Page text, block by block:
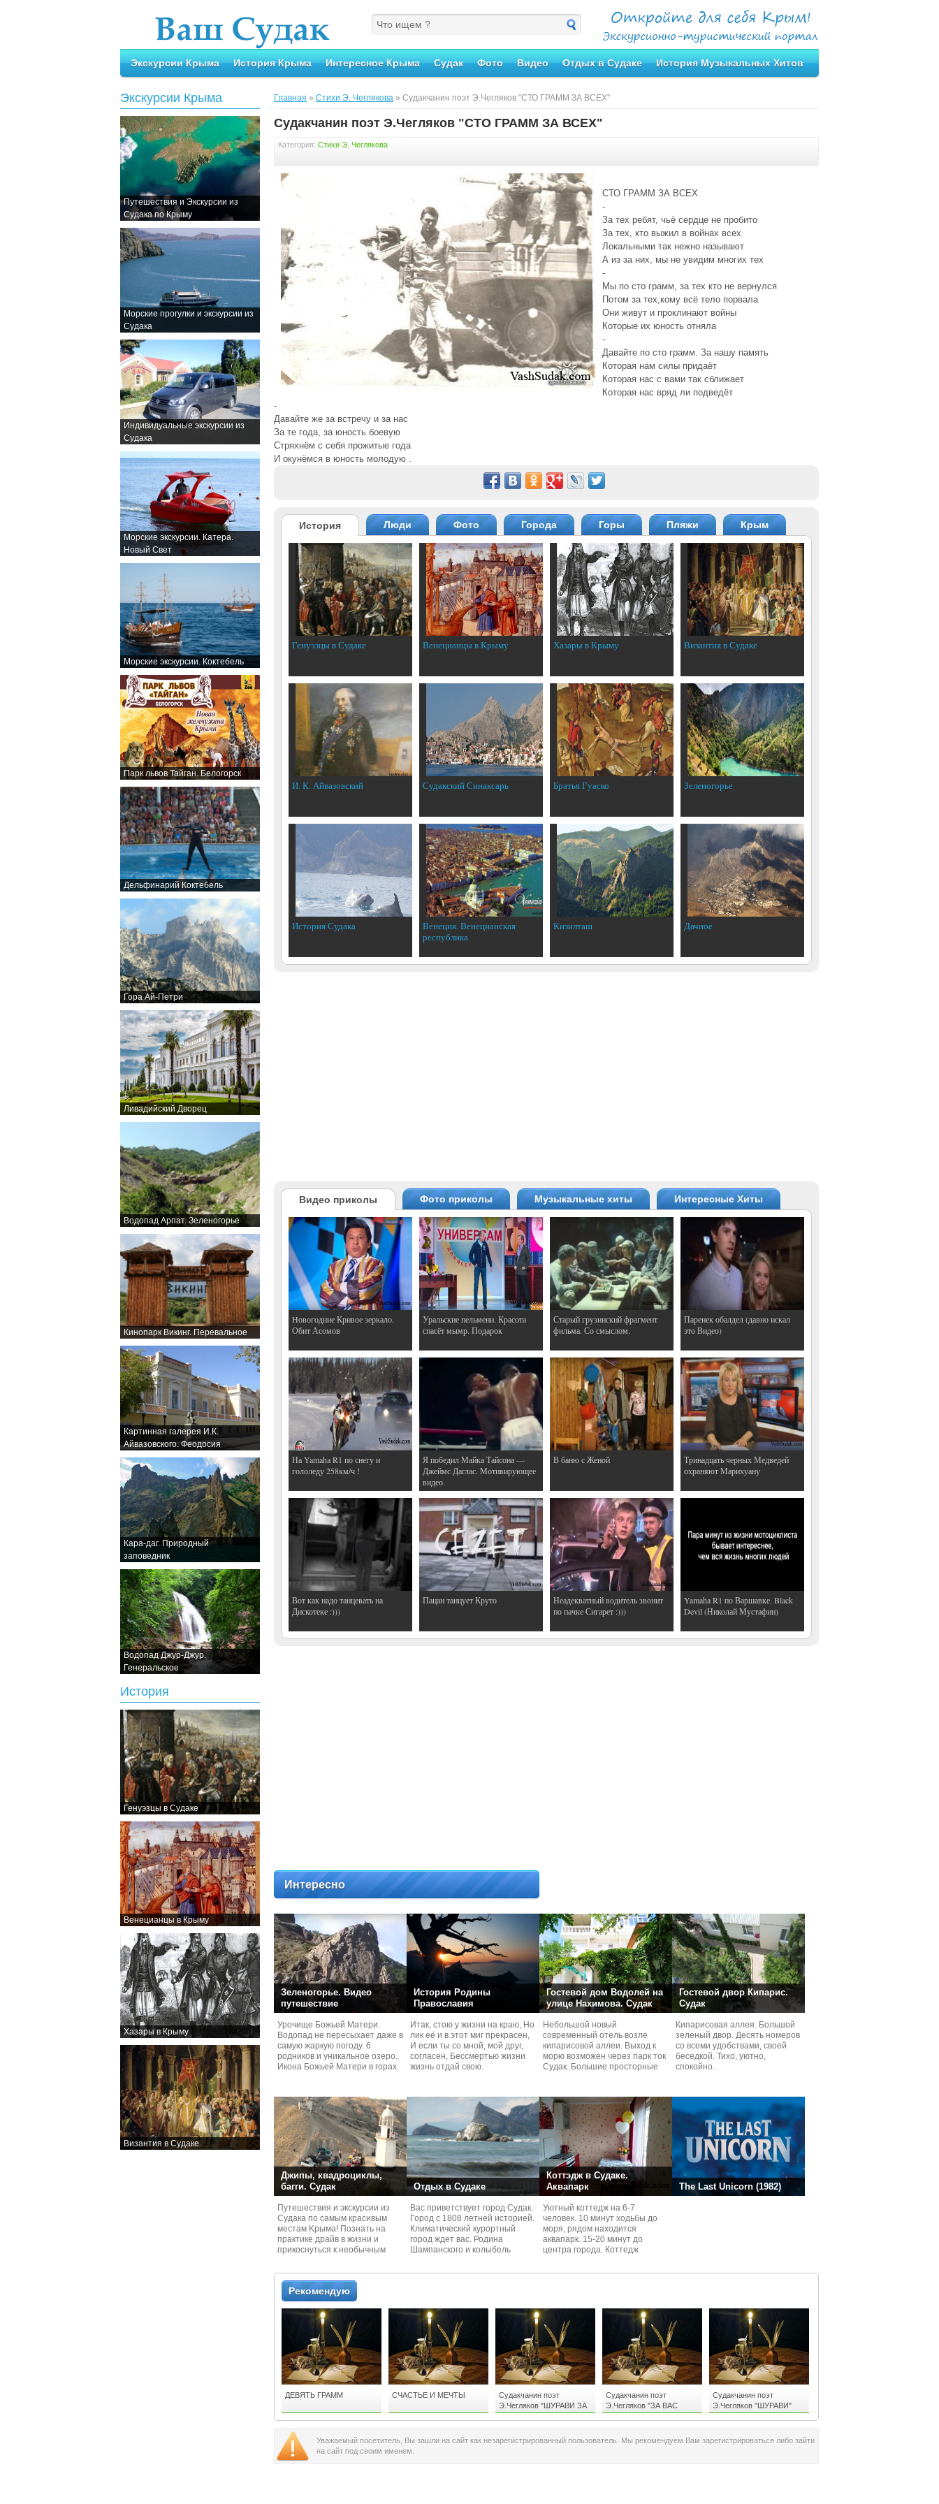
Экскурсии Крыма История Крыма Интересное Крыма Судак Фото Видео Отдых в Судаке История Музыкальных Хитов
Экскурсии Крыма
Путешествия и Экскурсии из
Судака по Крыму
Морские прогулки и экскурсии из
Судака
Индивидуальные экскурсии из
Судака
Морские экскурсии. Катера.
Новый Свет
Морские экскурсии. Коктебель
Парк львов Тайган. Белогорск
Дельфинарий Коктебель
Гора Ай-Петри
Ливадийский Дворец
Водопад Арпат. Зеленогорье
Кинопарк Викинг. Перевальное
Картинная галерея И.К.
Айвазовского. Феодосия
Кара-даг. Природный
заповедник
Водопад Джур-Джур.
Генеральское
История
Генуэзцы в Судаке
Венецианцы в Крыму
Хазары в Крыму
Византия в Судаке
Главная » Стихи Э. Чеглякова » Судакчанин поэт Э.Чегляков "СТО ГРАММ ЗА ВСЕХ"
Судакчанин поэт Э.Чегляков "СТО ГРАММ ЗА ВСЕХ"
Категория: Стихи Э. Чеглякова
СТО ГРАММ ЗА ВСЕХ
-
За тех ребят, чьё сердце не пробито
За тех, кто выжил в войнах всех
Локальными так нежно называют
А из за них, мы не увидим многих тех
-
Мы по сто грамм, за тех кто не вернулся
Потом за тех,кому всё тело порвала
Они живут и проклинают войны
Которые их юность отняла
-
Давайте по сто грамм. За нашу память
Которая нам силы придаёт
Которая нас с вами так сближает
Которая нас вряд ли подведёт
-
Давайте же за встречу и за нас
За те года, за юность боевую
Стряхнём с себя прожитые года
И окунёмся в юность молодую .
История Люди Фото Города Горы Пляжи Крым
Генуэзцы в Судаке Венецианцы в Крыму Хазары в Крыму Византия в Судаке
И. К. Айвазовский Судакский Синаксарь Братья Гуаско Зеленогорье
История Судака
Венеция. Венецианская
республика
Кизилташ Дачное
Видео приколы Фото приколы Музыкальные хиты Интересные Хиты
Hовогодние Кривое зеркало.
Обит Асомов
Уральские пельмени. Красота
спасёт мымр. Подарок
Старый грузинский фрагмент
фильма. Со смыслом.
Паренек обалдел (давно искал
это Видео)
На Yamaha R1 по снегу и
гололеду 258км/ч !
Я победил Майка Тайсона —
Джеймс Даглас. Мотивирующее
видео.
В баню с Женой
Тринадцать черных Медведей
охраняют Марихуану
Вот как надо танцевать на
Дискотеке :)))
Пацан танцует Круто
Неадекватный водитель звонит
по пачке Сигарет :)))
Yamaha R1 по Варшавке. Black
Devil (Николай Мустафин)
Интересно
Зеленогорье. Видео
путешествие
Урочище Божьей Матери.
Водопад не пересыхает даже в
самую жаркую погоду. 6
родников и уникальное озеро.
Икона Божьей Матери в горах.
История Родины
Православия
Итак, стою у жизни на краю, Но
лик её и в этот миг прекрасен,
И если ты со мной, мой друг,
согласен, Бессмертью жизни
жизнь отдай свою.
Гостевой дом Водолей на
улице Нахимова. Судак
Небольшой новый
современный отель возле
кипарисовой аллеи. Выход к
морю возможен через парк ток
Судaк. Большие просторные
Гостевой двор Кипарис.
Судак
Кипарисовая аллея. Большой
зеленый двор. Десять номеров
со всеми удобствами, своей
беседкой. Тихо, уютно,
спокойно.
Джипы, квадроциклы,
багги. Судак
Путешествия и экскурcии из
Судaка по самым красивым
местам Kрыма! Познать на
практике драйв в жизни и
прикоснуться к необычным
Отдых в Судаке
Вас приветствует город Судак.
Город с 1808 летней историей.
Климатический курортный
город ждет вас. Родина
Шампанского и колыбель
Коттэдж в Судаке.
Аквапарк
Уютный коттедж на 6-7
человек. 10 минут ходьбы до
моря, рядом находится
аквапарк. 15-20 минут до
центра города. Коттедж
The Last Unicorn (1982)
Рекомендую
ДЕВЯТЬ ГРАММ СЧАСТЬЕ И МЕЧТЫ
Судакчанин поэт
Э.Чегляков "ШУРАВИ ЗА
ПАМЯТЬ"
Судакчанин поэт
Э.Чегляков "ЗА ВАС
ШУРАВИ"
Судакчанин поэт
Э.Чегляков "ШУРАВИ"
Уважаемый посетитель, Вы зашли на сайт как незарегистрированный пользователь. Мы рекомендуем Вам зарегистрироваться либо зайти
на сайт под своим именем.